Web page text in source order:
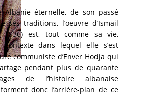
Albanie éternelle, de son passé
ses traditions, l’oeuvre d’Ismail
1936) est, tout comme sa vie,
contexte dans lequel elle s’est
communiste d’Enver Hodja qui
pendant plus de quarante
de l’histoire albanaise
donc l’arrière-plan de ce